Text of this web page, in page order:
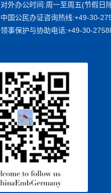
对外办公时间:周一至周五(节假日
中国公民办证咨询热线:+49-30-
领事保护与协助电话:+49-30-